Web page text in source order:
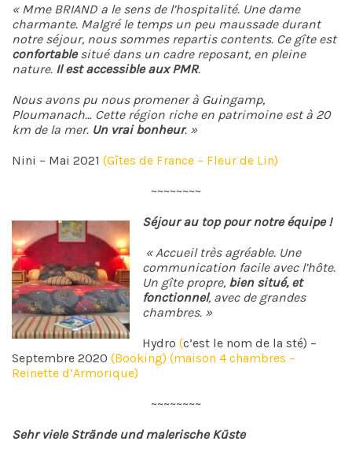
« Mme BRIAND a le sens de l’hospitalité. Une dame
charmante. Malgré le temps un peu maussade durant
notre séjour, nous sommes repartis contents. Ce gîte est
confortablesitué dans un cadre reposant, en pleine
nature. Il est accessible aux PMR.
Nous avons pu nous promener à Guingamp,
Ploumanach… Cette région riche en patrimoine est à 20
km de la mer. Un vrai bonheur. »
Nini – Mai 2021 (Gîtes de France – Fleur de Lin)
~~~~~~~~
Séjour au top pour notre équipe !
« Accueil très agréable. Une
communication facile avec l’hôte.
Un gîte propre, bien situé, et
fonctionnel, avec de grandes
chambres. »
Hydro (c’est le nom de la sté) –
Septembre 2020 (Booking) (maison 4 chambres –
Reinette d’Armorique)
~~~~~~~~
Sehr viele Strände und malerische Küste